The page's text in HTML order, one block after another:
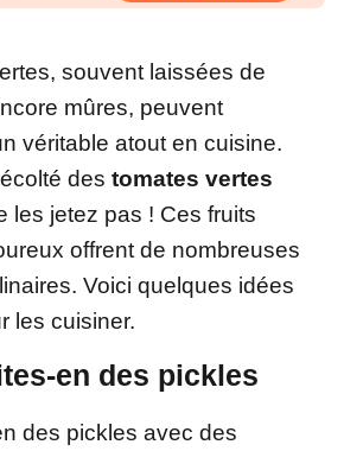
souvent laissées de
mûres, peuvent
véritable atout en cuisine.
des tomates vertes
les jetez pas ! Ces fruits
offrent de nombreuses
Voici quelques idées
les cuisiner.
en des pickles